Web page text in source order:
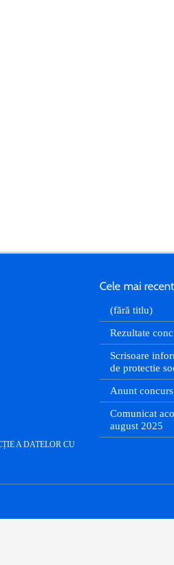
A DATELOR CU
(fără titlu)
Rezultate
Scrisoare
de protectie
Anunt concurs
Comunicat
august 2025